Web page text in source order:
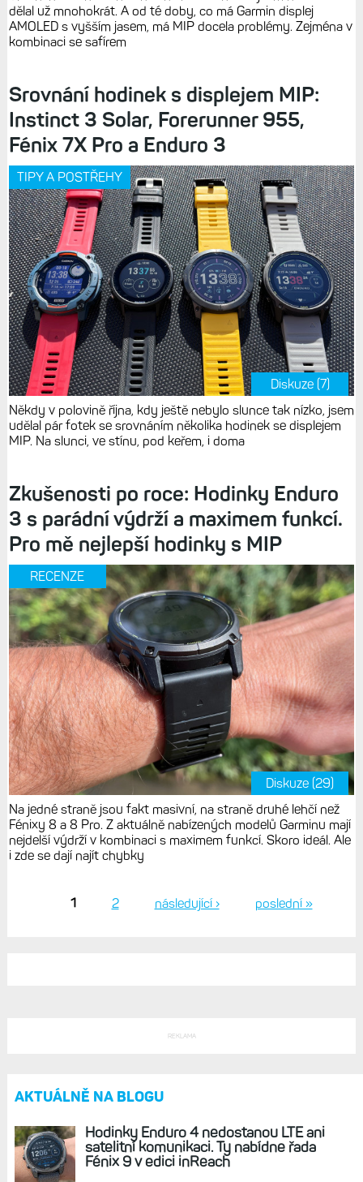
dělal už mnohokrát. A od té doby, co má Garmin displej
AMOLED s vyšším jasem, má MIP docela problémy. Zejména v
kombinaci se safírem
Srovnání hodinek s displejem MIP:
Instinct 3 Solar, Forerunner 955,
Fénix 7X Pro a Enduro 3
TIPY A POSTŘEHY
Diskuze (7)
Někdy v polovině října, kdy ještě nebylo slunce tak nízko, jsem
udělal pár fotek se srovnáním několika hodinek se displejem
MIP. Na slunci, ve stínu, pod keřem, i doma
Zkušenosti po roce: Hodinky Enduro
3 s parádní výdrží a maximem funkcí.
Pro mě nejlepší hodinky s MIP
RECENZE
Diskuze (29)
Na jedné straně jsou fakt masivní, na straně druhé lehčí než
Fénixy 8 a 8 Pro. Z aktuálně nabízených modelů Garminu mají
nejdelší výdrží v kombinaci s maximem funkcí. Skoro ideál. Ale
i zde se dají najít chybky
1 2 následující › poslední »